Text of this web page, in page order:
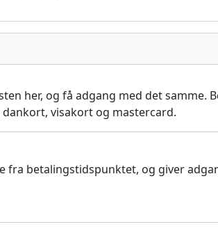
her, og få adgang med det samme.
visakort og mastercard.
fra betalingstidspunktet, og giver